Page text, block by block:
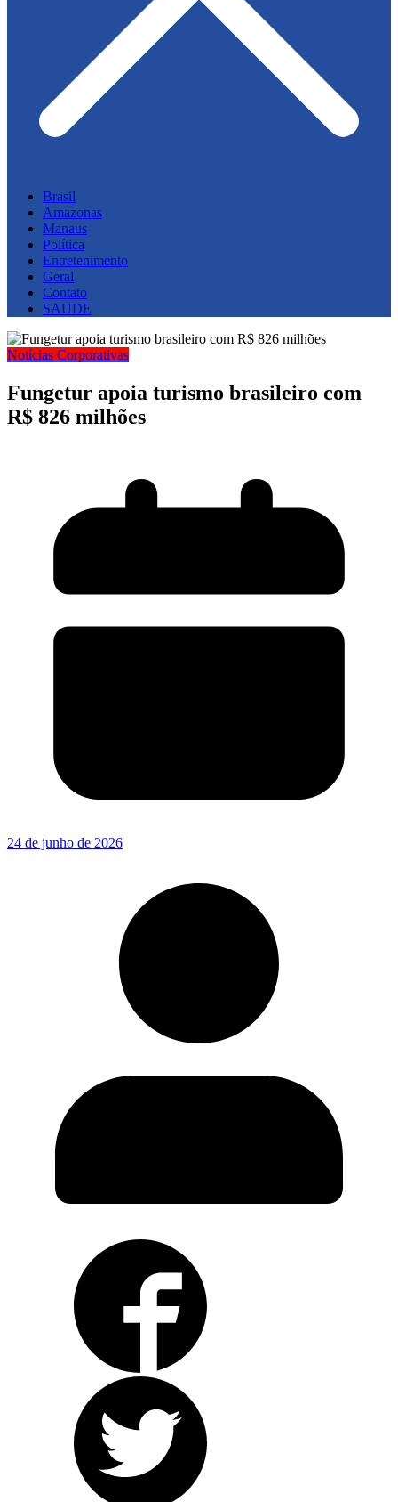
Brasil
Amazonas
Manaus
Política
Entretenimento
Geral
Contato
SAUDE
Notícias Corporativas
Fungetur apoia turismo brasileiro com
R$ 826 milhões
24 de junho de 2026